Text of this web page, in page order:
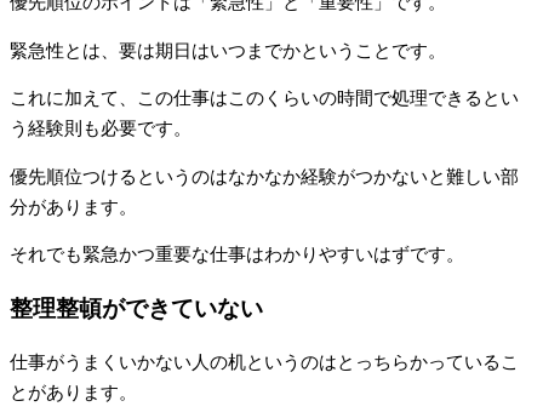
緊急性とは、要は期日はいつまでかということです。
これに加えて、この仕事はこのくらいの時間で処理できるとい
う経験則も必要です。
優先順位つけるというのはなかなか経験がつかないと難しい部
分があります。
それでも緊急かつ重要な仕事はわかりやすいはずです。
整理整頓ができていない
仕事がうまくいかない人の机というのはとっちらかっているこ
とがあります。